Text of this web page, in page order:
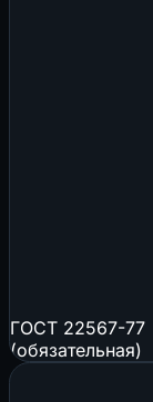
ГОСТ 22567-77
(обязательная)